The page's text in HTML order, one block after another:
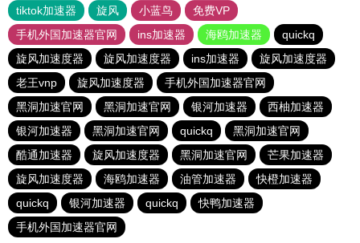
tiktok加速器
旋风 小蓝鸟
免费VP
手机外国加速器官网
ins加速器 海鸥加速器
quickq
旋风加速度器
旋风加速度器 ins加速器
旋风加速度器
老王vnp
旋风加速度器
手机外国加速器官网
黑洞加速官网
黑洞加速官网 银河加速器
西柚加速器
银河加速器
黑洞加速官网 quickq
黑洞加速官网
酷通加速器
旋风加速度器 黑洞加速官网
芒果加速器
旋风加速度器
海鸥加速器 油管加速器
快橙加速器
quickq
银河加速器 quickq
快鸭加速器
手机外国加速器官网